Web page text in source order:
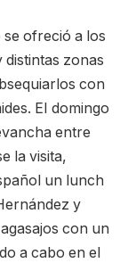
se ofreció a los
zonas
con
ΕΙ domingo
entre
la visita,
un lunch
y
con un
a cabo en el